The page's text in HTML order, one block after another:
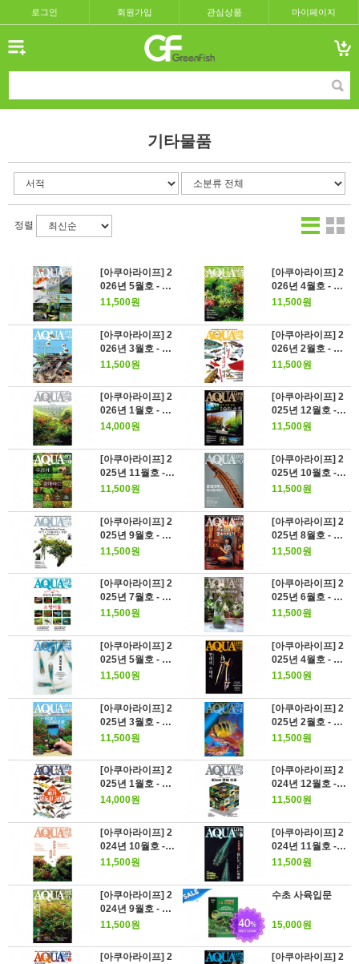
로그인 회원가입 관심상품 마이페이지
기타물품
정렬
[아쿠아라이프] 2
026년 5월호 - 20
26년 메다카 신생
11,500원
[아쿠아라이프] 2
026년 4월호 - 수
초 수조 스타트&
11,500원
[아쿠아라이프] 2
026년 3월호 - 지
금 코리도라스가
11,500원
[아쿠아라이프] 2
026년 2월호 - 최
애 열대어 랭킹
11,500원
[아쿠아라이프] 2
026년 1월호 - 카
라신 대도감 500
14,000원
[아쿠아라이프] 2
025년 12월호 -
얇고 깊은 세계 :
11,500원
[아쿠아라이프] 2
025년 11월호 -
우리들이 좋아하
11,500원
[아쿠아라이프] 2
025년 10월호 -
폴립테루스 GoG
11,500원
[아쿠아라이프] 2
025년 9월호 - 팔
루다리움이라는
11,500원
[아쿠아라이프] 2
025년 8월호 - 10
0년의 물속이야기
11,500원
[아쿠아라이프] 2
025년 7월호 - 우
리가 좋아하는 소
11,500원
[아쿠아라이프] 2
025년 6월호 - 인
테리어와 아쿠아
11,500원
[아쿠아라이프] 2
025년 5월호 - 메
다카의 미학
11,500원
[아쿠아라이프] 2
025년 4월호 - 현
대의 고대어
11,500원
[아쿠아라이프] 2
025년 3월호 - 스
마트폰과 아쿠아
11,500원
[아쿠아라이프] 2
025년 2월호 - 드
워프 시클리드 뉴
11,500원
[아쿠아라이프] 2
025년 1월호 - 메
기 대도감 500
14,000원
[아쿠아라이프] 2
024년 12월호 -
어레인지는 자유
수조"
11,500원
[아쿠아라이프] 2
024년 10월호 -
깨끗한 수조 정리
11,500원
[아쿠아라이프] 2
024년 11월호 -
수조전생! 메다
11,500원
[아쿠아라이프] 2
024년 9월호 - 잉
어의 매력 속으로
11,500원
수초 사육입문
15,000원
[아쿠아라이프] 2
[아쿠아라이프] 2